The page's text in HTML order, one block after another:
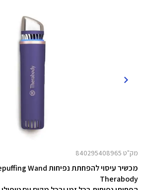
מק"ט 840295408965
Therabody